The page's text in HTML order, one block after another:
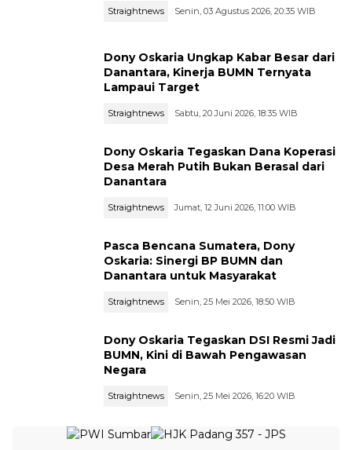
Straightnews Senin, 03 Agustus 2026, 20:35 WIB
Dony Oskaria Ungkap Kabar Besar dari
Danantara, Kinerja BUMN Ternyata
Lampaui Target
Straightnews Sabtu, 20 Juni 2026, 18:35 WIB
Dony Oskaria Tegaskan Dana Koperasi
Desa Merah Putih Bukan Berasal dari
Danantara
Straightnews Jumat, 12 Juni 2026, 11:00 WIB
Pasca Bencana Sumatera, Dony
Oskaria: Sinergi BP BUMN dan
Danantara untuk Masyarakat
Straightnews Senin, 25 Mei 2026, 18:50 WIB
Dony Oskaria Tegaskan DSI Resmi Jadi
BUMN, Kini di Bawah Pengawasan
Negara
Straightnews Senin, 25 Mei 2026, 16:20 WIB